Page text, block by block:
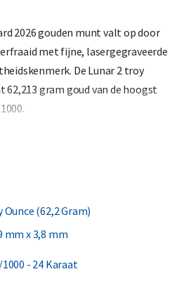
2026 gouden munt valt op door
met fijne, lasergegraveerde
De Lunar 2 troy
62,213 gram goud van de hoogst
de Lunar-serie en onderscheidt
maankalender. Ieder jaar
voor charisma en een
munten zijn hierdoor zeer
gewichten, 2 troy ounce, 1
Ounce (62,2 Gram)
mm x 3,8 mm
- 24 Karaat